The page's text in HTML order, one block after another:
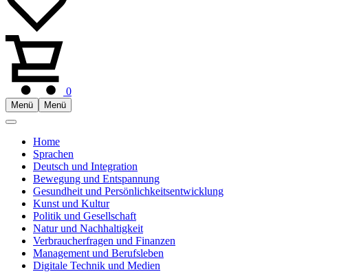
0
Menü Menü
Home
Sprachen
Deutsch und Integration
Bewegung und Entspannung
Gesundheit und Persönlichkeitsentwicklung
Kunst und Kultur
Politik und Gesellschaft
Natur und Nachhaltigkeit
Verbraucherfragen und Finanzen
Management und Berufsleben
Digitale Technik und Medien